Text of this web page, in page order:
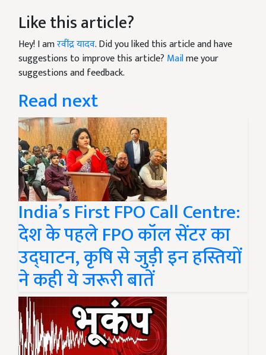
Like this article?
Hey! I amरवींद्र यादव. Did you liked this article and have
suggestions to improve this article? Mailme your
suggestions and feedback.
Read next
India’s First FPO Call Centre:
देश के पहले FPO कॉल सेंटर का
उद्घाटन, कृषि से जुड़ी इन हस्तियों
ने कही ये जरूरी बातें